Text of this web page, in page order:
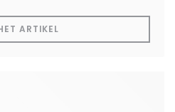
ARTIKEL